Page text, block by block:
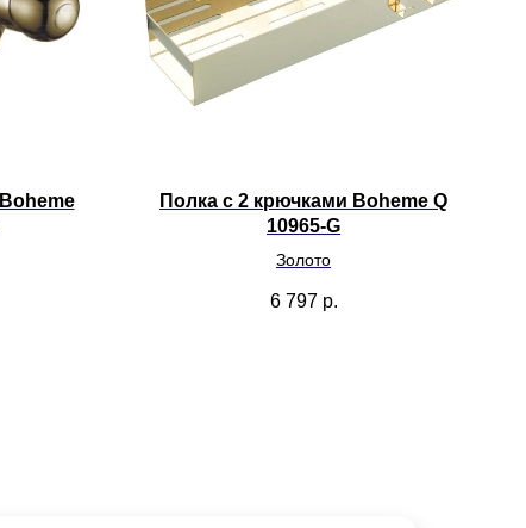
Полка с 2 крючками Boheme Q
10965-G
Золото
6 797 р.